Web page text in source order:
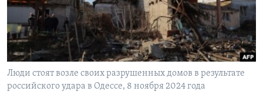
Learning English
СОЦИАЛЬНЫЕ СЕТИ
Люди стоят возле своих разрушенных домов в результате
российского удара в Одессе, 8 ноября 2024 года